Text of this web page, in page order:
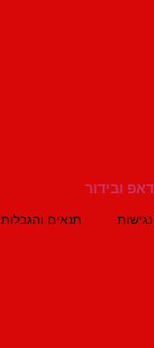
תנאים והגבלות